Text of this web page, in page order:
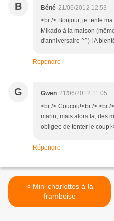
B Béné 21/06/2012 12:53
<br /> Bonjour, je tente
Mikado à la maison
d'anniversaire ^^) ! A
Répondre
G Gwen 21/06/2012 11:05
<br /> Coucou!<br /> <br
marin, mais alors la, des
obligee de tenter le
Répondre
< Mini charlottes à la
framboise